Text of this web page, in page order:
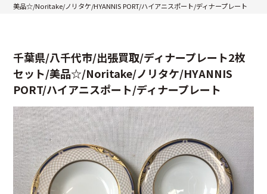
美品☆/Noritake/ノリタケ/HYANNIS PORT/ハイアニスポート/ディナープレート
千葉県/八千代市/出張買取/ディナープレート2枚
セット/美品☆/Noritake/ノリタケ/HYANNIS
PORT/ハイアニスポート/ディナープレート